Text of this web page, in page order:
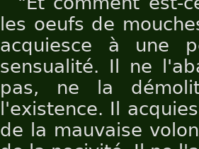
les oeufs de
acquiesce à une
sensualité. Il ne
pas, ne la
l'existence. Il
de la mauvaise